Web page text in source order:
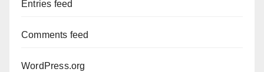
Entries feed
Comments feed
WordPress.org